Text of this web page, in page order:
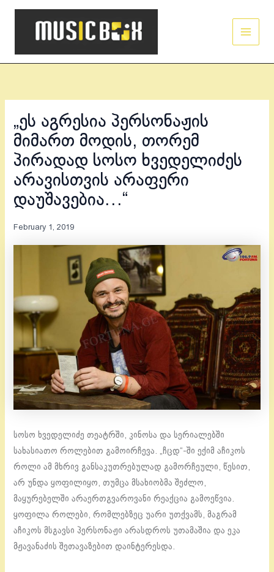
Skip
„ეს აგრესია პერსონაჟის
მიმართ მოდის, თორემ
პირადად სოსო ხვედელიძეს
არავისთვის არაფერი
დაუშავებია…“
February 1, 2019
სოსო ხვედელიძე თეატრში, კინოსა და სერიალებში
სახასიათო როლებით გამოირჩევა. „ჩცდ“-ში ექიმ აჩიკოს
როლი ამ მხრივ განსაკუთრებულად გამორჩეული, წესით,
არ უნდა ყოფილიყო, თუმცა მსახიობმა შეძლო,
მაყურებელში არაერთგვაროვანი რეაქცია გამოეწვია.
ყოფილა როლები, რომლებზეც უარი უთქვამს, მაგრამ
აჩიკოს მსგავსი პერსონაჟი არასდროს უთამაშია და ეკა
მჟავანაძის შეთავაზებით დაინტერესდა.